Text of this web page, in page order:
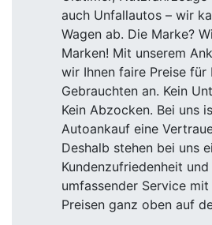
auch Unfallautos – wir
Wagen ab. Die Marke?
Marken! Mit unserem
wir Ihnen faire Preise für
Gebrauchten an. Kein
Kein Abzocken. Bei uns
Autoankauf eine
Deshalb stehen bei uns
Kundenzufriedenheit und
umfassender Service
Preisen ganz oben auf